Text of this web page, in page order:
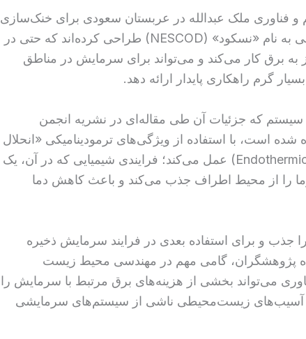
و فناوری ملک عبدالله در عربستان سعودی برای خنک‌سازی
بدون نیاز به برق، سیستمی به نام «نسکود»‌ (NESCOD) طراحی کرده‌اند که حتی در
به برق کار می‌کند و می‌تواند برای سرمایش در مناطق
گرم راهکاری پایدار ارائه دهد.
سیستم که جزئیات آن طی مقاله‌ای در نشریه انجمن
است، با استفاده از ویژگی‌های ترمودینامیکی «انحلال
گرماگیر» (Endothermic Dissolution) عمل می‌کند؛ فرایندی شیمیایی که در آن، یک
را از محیط اطراف جذب می‌کند و باعث کاهش دما
جذب و برای استفاده بعدی در فرایند سرمایش ذخیره
پژوهشگران، گامی مهم در مهندسی محیط زیست
می‌تواند بخشی از هزینه‌های برق مرتبط با سرمایش را
آسیب‌های زیست‌محیطی ناشی از سیستم‌های سرمایشی